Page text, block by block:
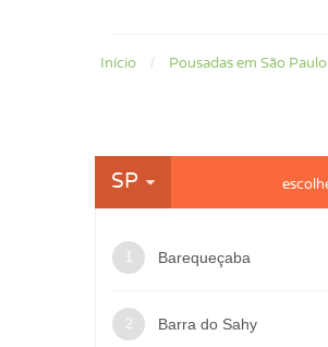
Início Pousadas em São Paulo
SP
Barequeçaba
Barra do Sahy